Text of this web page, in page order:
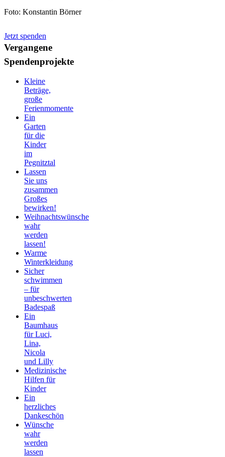
Foto: Konstantin Börner
Jetzt spenden
Vergangene
Spendenprojekte
Kleine
Beträge,
große
Ferienmomente
Ein
Garten
für die
Kinder
im
Pegnitztal
Lassen
Sie uns
zusammen
Großes
bewirken!
Weihnachtswünsche
wahr
werden
lassen!
Warme
Winterkleidung
Sicher
schwimmen
– für
unbeschwerten
Badespaß
Ein
Baumhaus
für Luci,
Lina,
Nicola
und Lilly
Medizinische
Hilfen für
Kinder
Ein
herzliches
Dankeschön
Wünsche
wahr
werden
lassen